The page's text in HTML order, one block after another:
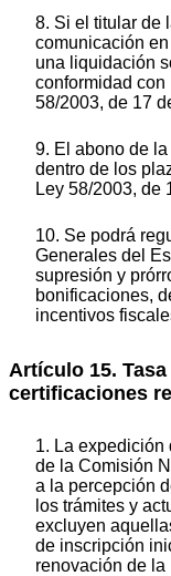
8. Si el titular de
comunicación
una liquidación
conformidad
58/2003, de 17
9. El abono de
dentro de los
Ley 58/2003, de
10. Se podrá
Generales del
supresión y
bonificaciones,
incentivos
Artículo 15.
certificaciones
1. La expedición
de la Comisión
a la percepción
los trámites y
excluyen
de inscripción
renovación de la